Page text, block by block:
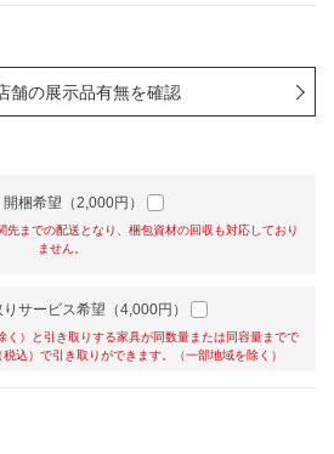
舗の展示品有無を確認
梱希望（2,000円）
までの配送となり、梱包資材の回収も対応しており
ません。
サービス希望（4,000円）
）と引き取りする家具が同数量または同容量までで
込）で引き取りができます。（一部地域を除く）